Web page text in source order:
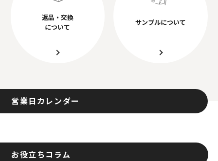
返品・交換
について
サンプルについて
営業日カレンダー
お役立ちコラム